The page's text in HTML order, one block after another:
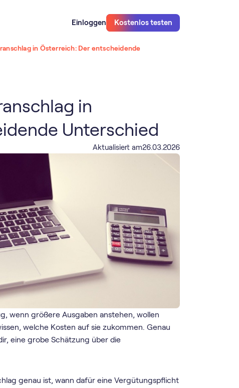
Einloggen Kostenlos testen
in Österreich: Der entscheidende
in
Unterschied
Aktualisiert am26.03.2026
wenn größere Ausgaben anstehen, wollen
welche Kosten auf sie zukommen. Genau
eine grobe Schätzung über die
genau ist, wann dafür eine Vergütungspflicht